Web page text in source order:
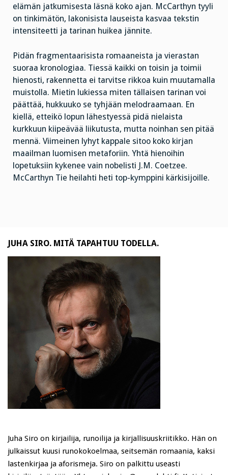
elämän jatkumisesta läsnä koko ajan. McCarthyn tyyli
on tinkimätön, lakonisista lauseista kasvaa tekstin
intensiteetti ja tarinan huikea jännite.
Pidän fragmentaarisista romaaneista ja vierastan
suoraa kronologiaa. Tiessä kaikki on toisin ja toimii
hienosti, rakennetta ei tarvitse rikkoa kuin muutamalla
muistolla. Mietin lukiessa miten tällaisen tarinan voi
päättää, hukkuuko se tyhjään melodraamaan. En
kiellä, etteikö lopun lähestyessä pidä nielaista
kurkkuun kiipeävää liikutusta, mutta noinhan sen pitää
mennä. Viimeinen lyhyt kappale sitoo koko kirjan
maailman luomisen metaforiin. Yhtä hienoihin
lopetuksiin kykenee vain nobelisti J.M. Coetzee.
McCarthyn Tie heilahti heti top-kymppini kärkisijoille.
JUHA SIRO. MITÄ TAPAHTUU TODELLA.
Juha Siro on kirjailija, runoilija ja kirjallisuuskriitikko. Hän on
julkaissut kuusi runokokoelmaa, seitsemän romaania, kaksi
lastenkirjaa ja aforismeja. Siro on palkittu useasti